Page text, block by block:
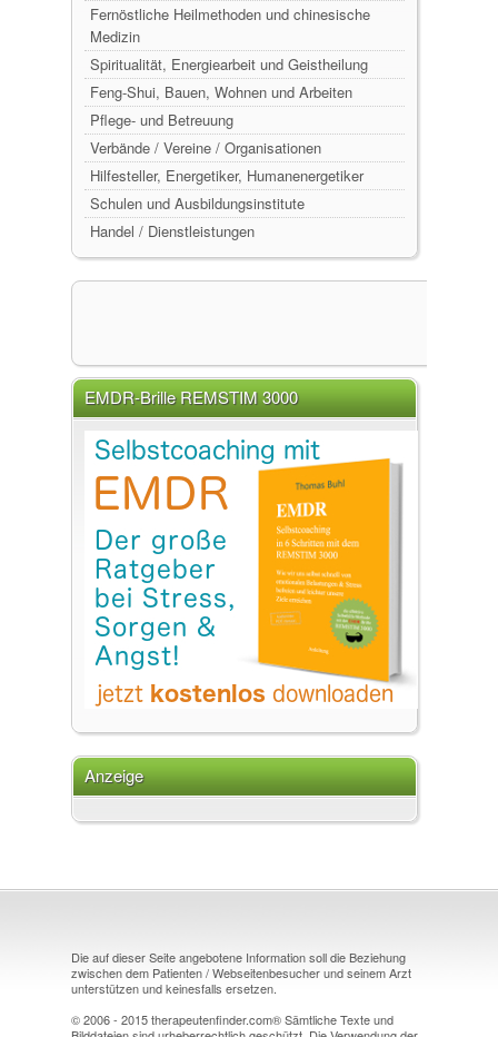
Fernöstliche Heilmethoden und chinesische
Medizin
Spiritualität, Energiearbeit und Geistheilung
Feng-Shui, Bauen, Wohnen und Arbeiten
Pflege- und Betreuung
Verbände / Vereine / Organisationen
Hilfesteller, Energetiker, Humanenergetiker
Schulen und Ausbildungsinstitute
Handel / Dienstleistungen
EMDR-Brille REMSTIM 3000
Anzeige
Die auf dieser Seite angebotene Information soll die Beziehung
zwischen dem Patienten / Webseitenbesucher und seinem Arzt
unterstützen und keinesfalls ersetzen.
© 2006 - 2015 therapeutenfinder.com® Sämtliche Texte und